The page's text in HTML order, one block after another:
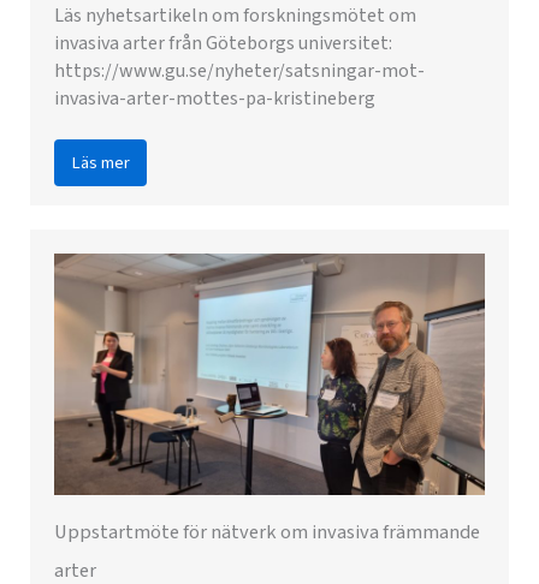
Läs nyhetsartikeln om forskningsmötet om
invasiva arter från Göteborgs universitet:
https://www.gu.se/nyheter/satsningar-mot-
invasiva-arter-mottes-pa-kristineberg
Läs mer
Uppstartmöte för nätverk om invasiva främmande
arter